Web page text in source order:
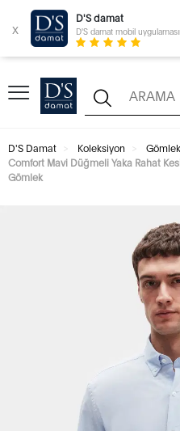
x
D'S damat
D'S damat mobil
D'S Damat Koleksiyon Gömlek
Comfort Mavi Düğmeli Yaka Rahat
Gömlek